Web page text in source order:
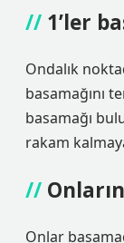
1’ler
Ondalık
basamağını
basamağı
rakam
Onlar